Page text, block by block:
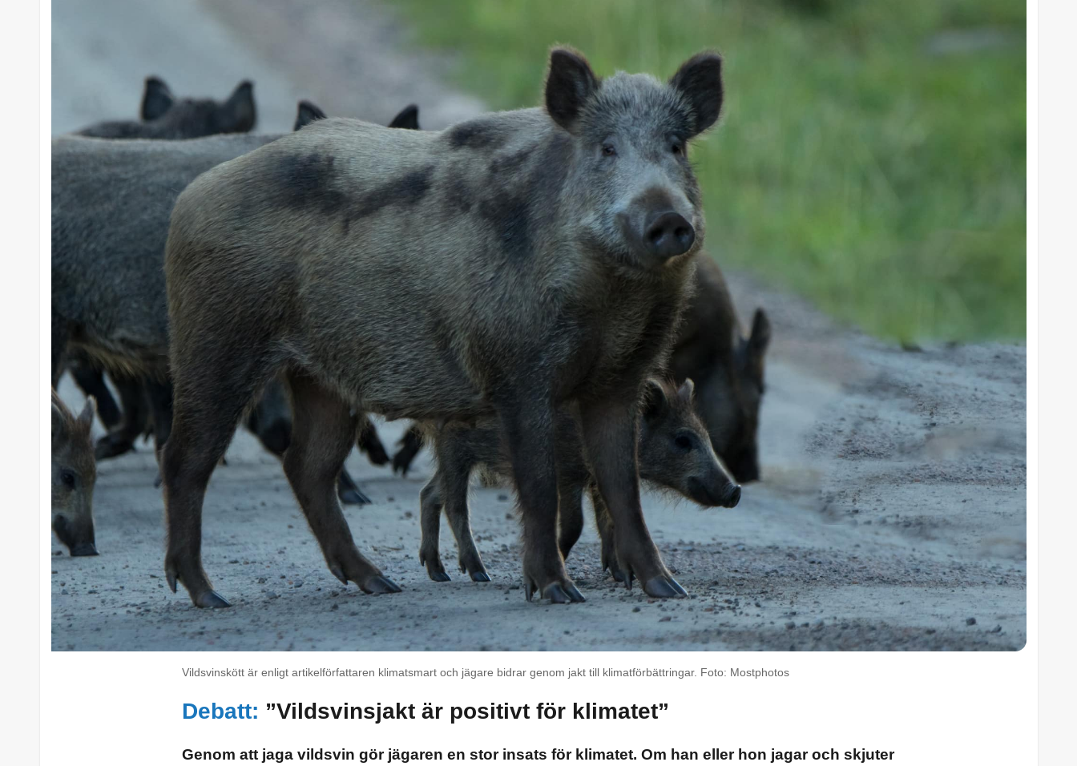
Vildsvinskött är enligt artikelförfattaren klimatsmart och jägare bidrar genom jakt till klimatförbättringar. Foto: Mostphotos
Debatt: ”Vildsvinsjakt är positivt för klimatet”
Genom att jaga vildsvin gör jägaren en stor insats för klimatet. Om han eller hon jagar och skjuter